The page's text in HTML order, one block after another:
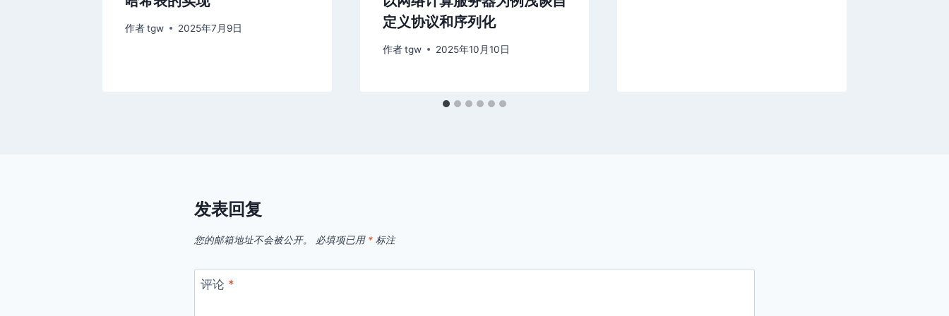
作者tgw 2025年7月9日
定义协议和序列化
作者 tgw 2025年10月10日
发表回复
您的邮箱地址不会被公开。 必填项已用 * 标注
评论 *